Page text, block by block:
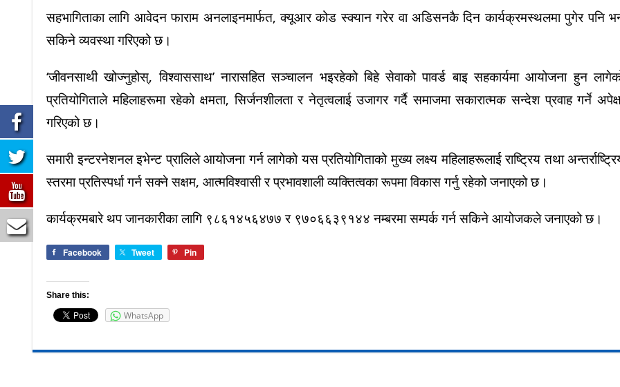
सहभागिताका लागि आवेदन फाराम अनलाइनमार्फत, क्यूआर कोड स्क्यान गरेर वा अडिसनकै दिन कार्यक्रमस्थलमा पुगेर पनि
सकिने व्यवस्था गरिएको छ।
‘जीवनसाथी खोज्नुहोस्, विश्वाससाथ’ नारासहित सञ्चालन भइरहेको बिहे सेवाको पावर्ड बाइ सहकार्यमा आयोजना हुन
प्रतियोगिताले महिलाहरूमा रहेको क्षमता, सिर्जनशीलता र नेतृत्वलाई उजागर गर्दै समाजमा सकारात्मक सन्देश प्रवाह गर्ने
गरिएको छ।
समारी इन्टरनेशनल इभेन्ट प्रालिले आयोजना गर्न लागेको यस प्रतियोगिताको मुख्य लक्ष्य महिलाहरूलाई राष्ट्रिय तथा
स्तरमा प्रतिस्पर्धा गर्न सक्ने सक्षम, आत्मविश्वासी र प्रभावशाली व्यक्तित्वका रूपमा विकास गर्नु रहेको जनाएको छ।
कार्यक्रमबारे थप जानकारीका लागि ९८६१४५६४७७ र ९७०६६३९१४४ नम्बरमा सम्पर्क गर्न सकिने आयोजकले जनाएको छ।
Facebook Tweet Pin
Share this:
WhatsApp